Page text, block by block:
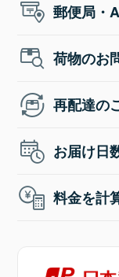
郵便局・
荷物のお
再配達の
お届け日
料金を計